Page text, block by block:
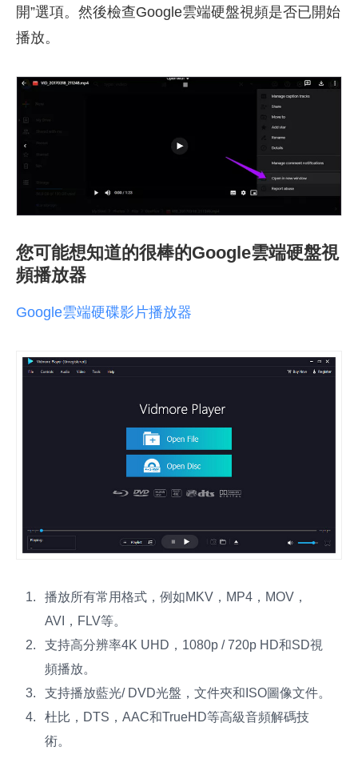
開”選項。然後檢查Google雲端硬盤視頻是否已開始
播放。
您可能想知道的很棒的Google雲端硬盤視
頻播放器
Google雲端硬碟影片播放器
播放所有常用格式，例如MKV，MP4，MOV，
AVI，FLV等。
支持高分辨率4K UHD，1080p / 720p HD和SD視
頻播放。
支持播放藍光/ DVD光盤，文件夾和ISO圖像文件。
杜比，DTS，AAC和TrueHD等高級音頻解碼技
術。